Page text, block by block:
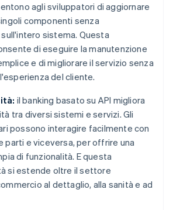
agli sviluppatori di aggiornare
componenti senza
sistema. Questa
di eseguire la manutenzione
e di migliorare il servizio senza
del cliente.
il banking basato su API migliora
tra diversi sistemi e servizi. Gli
possono interagire facilmente con
parti e viceversa, per offrire una
di funzionalità. E questa
si estende oltre il settore
al dettaglio, alla sanità e ad